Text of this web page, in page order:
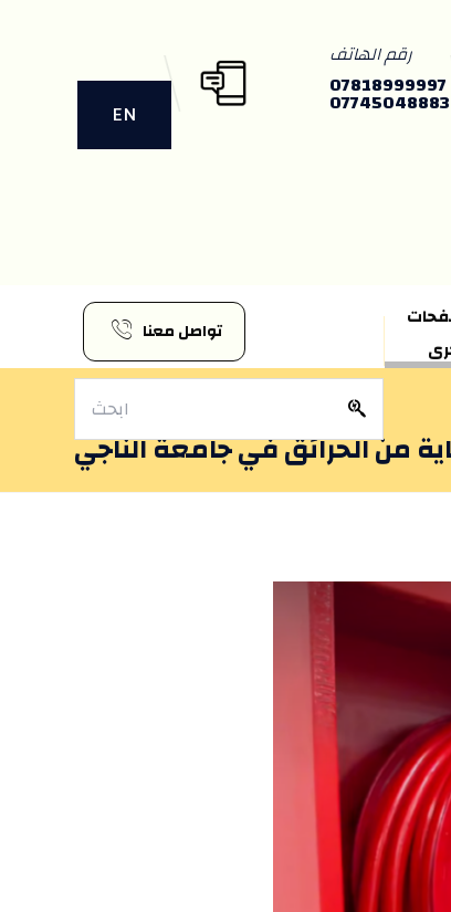
EN
رقم الهاتف
07818999997
07745048883
تواصل معنا
من الحرائق في جامعة الناجي